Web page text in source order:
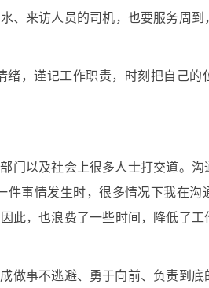
、来访人员的司机，也要服务周到
，谨记工作职责，时刻把自己的
门以及社会上很多人士打交道。沟
事情发生时，很多情况下我在沟
此，也浪费了一些时间，降低了工
做事不逃避、勇于向前、负责到